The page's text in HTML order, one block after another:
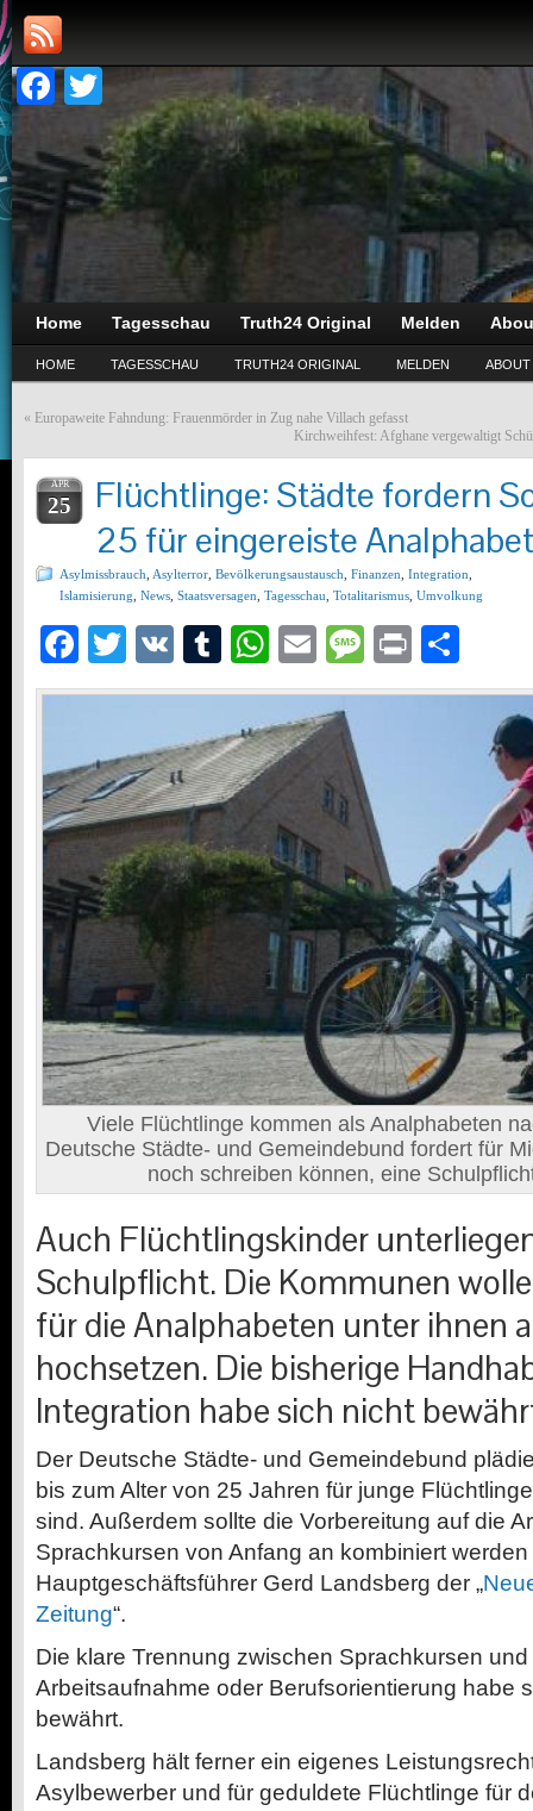
Facebook
Twitter
Home Tagesschau Truth24 Original Melden
HOME TAGESSCHAU TRUTH24 ORIGINAL MELDEN ABOUT
« Europaweite Fahndung: Frauenmörder in Zug nahe Villach gefasst
Kirchweihfest: Afghane vergewaltigt
APR
25
Flüchtlinge: Städte fordern
25 für eingereiste
Asylmissbrauch Asylterror Bevölkerungsaustausch Finanzen Integration
Islamisierung News Staatsversagen Tagesschau Totalitarismus Umvolkung
Facebook
Twitter
VK Tumblr
WhatsApp
EmailMessage
Print
Viele Flüchtlinge kommen als Analphabeten
Deutsche Städte- und Gemeindebund fordert für
noch schreiben können, eine
Auch Flüchtlingskinder
Schulpflicht. Die Kommunen
für die Analphabeten unter ihnen
hochsetzen. Die bisherige
Integration habe sich nicht
Der Deutsche Städte- und Gemeindebund
bis zum Alter von 25 Jahren für junge
sind. Außerdem sollte die Vorbereitung auf die
Sprachkursen von Anfang an kombiniert
Hauptgeschäftsführer Gerd Landsberg der „
Zeitung“.
Die klare Trennung zwischen Sprachkursen
Arbeitsaufnahme oder Berufsorientierung habe
bewährt.
Landsberg hält ferner ein eigenes
Asylbewerber und für geduldete Flüchtlinge für